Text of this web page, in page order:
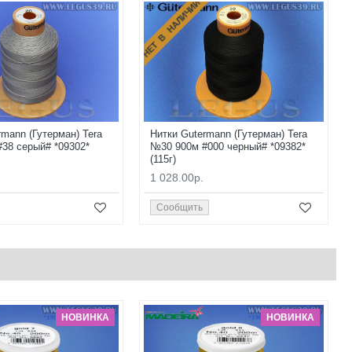
(Гутерман) Tera
серый# *09302*
НЕТ В НАЛИЧИИ
Нитки Gutermann (Гутерман) Tera
№30 900м #000 черный# *09382*
(115г)
1 028.00р.
Сообщить
НОВИНКА НОВИНКА